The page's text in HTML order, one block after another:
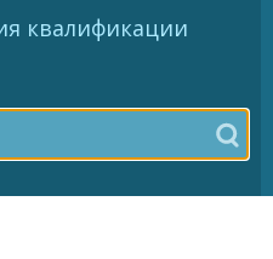
квалификации